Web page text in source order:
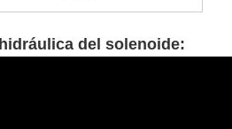
del solenoide: